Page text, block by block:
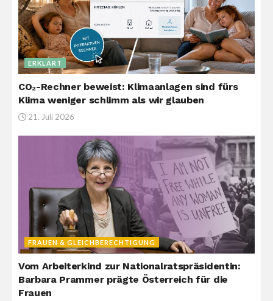
ERKLÄRT
CO₂-Rechner beweist: Klimaanlagen sind fürs
Klima weniger schlimm als wir glauben
21. Juli 2026
FRAUEN & GLEICHBERECHTIGUNG
Vom Arbeiterkind zur Nationalratspräsidentin:
Barbara Prammer prägte Österreich für die
Frauen